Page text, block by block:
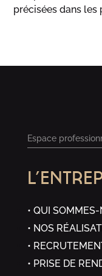
Espace
QUI SOMMES-
NOS
PRISE DE
précisées dans les
“
Chez